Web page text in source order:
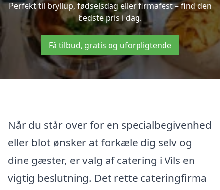
Perfekt til bryllup, fødselsdag eller firmafest – find den
bedste pris i dag.
Få tilbud, gratis og uforpligtende
Når du står over for en specialbegivenhed
eller blot ønsker at forkæle dig selv og
dine gæster, er valg af catering i Vils en
vigtig beslutning. Det rette cateringfirma